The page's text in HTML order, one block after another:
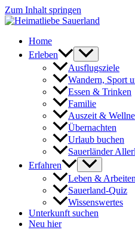
Zum Inhalt springen
Home
Erleben
Ausflugsziele
Wandern, Sport
Essen & Trinken
Familie
Auszeit &
Übernachten
Urlaub buchen
Sauerländer
Erfahren
Leben & Arbeiten
Sauerland-Quiz
Wissenswertes
Unterkunft suchen
Neu hier